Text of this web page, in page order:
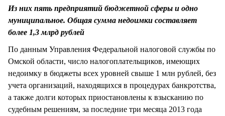
Из них пять предприятий бюджетной сферы и одно
муниципальное. Общая сумма недоимки составляет
более 1,3 млрд рублей
По данным Управления Федеральной налоговой службы по
Омской области, число налогоплательщиков, имеющих
недоимку в бюджеты всех уровней свыше 1 млн рублей, без
учета организаций, находящихся в процедурах банкротства,
а также долги которых приостановлены к взысканию по
судебным решениям, за последние три месяца 2013 года